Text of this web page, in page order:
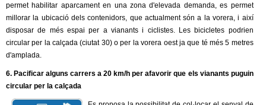
permet habilitar aparcament en una zona d'elevada demanda, es permet
millorar la ubicació dels contenidors, que actualment són a la vorera, i així
disposar de més espai per a vianants i ciclistes. Les bicicletes podrien
circular per la calçada (ciutat 30) o per la vorera oest ja que té més 5 metres
d'amplada.
6. Pacificar alguns carrers a 20 km/h per afavorir que els vianants puguin
circular per la calçada